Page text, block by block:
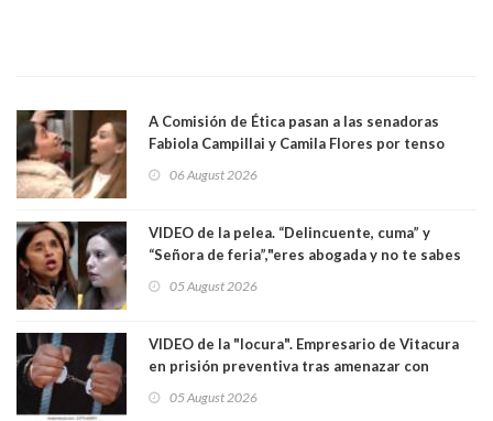
A Comisión de Ética pasan a las senadoras
Fabiola Campillai y Camila Flores por tenso
06 August 2026
VIDEO de la pelea. “Delincuente, cuma” y
“Señora de feria”,"eres abogada y no te sabes
senadoras Camila Flores y Fabiola Campillai en
05 August 2026
VIDEO de la "locura". Empresario de Vitacura
en prisión preventiva tras amenazar con
Los persiguió en potente camioneta
05 August 2026